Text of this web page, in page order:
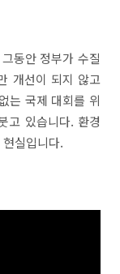
동안 정부가 수질
개선이 되지 않고
는 국제 대회를 위
고 있습니다. 환경
실입니다.